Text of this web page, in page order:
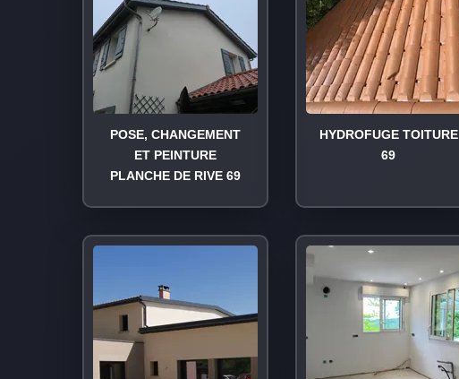
POSE, CHANGEMENT
ET PEINTURE
PLANCHE DE RIVE 69
HYDROFUGE TOITURE
69